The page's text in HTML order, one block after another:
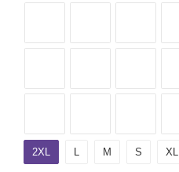
2XL L M S XL